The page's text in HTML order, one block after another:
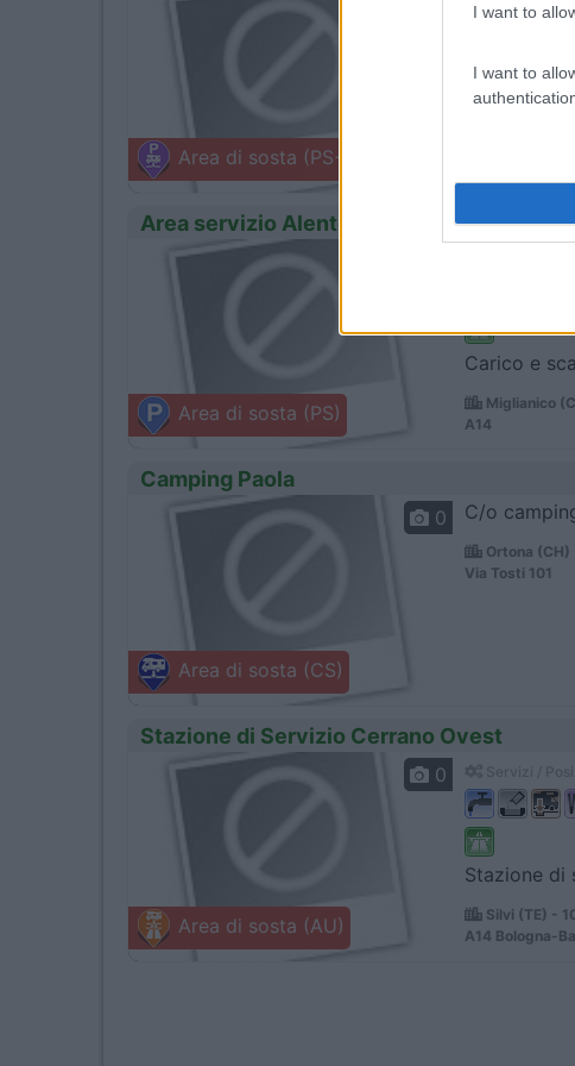
I want to
I want to
Area di sosta (PS+CS)
A 800 m
Area servizio Alento Est
Area di sosta (PS)
Carico e
Miglianico
A14
Camping Paola
Area di sosta (CS)
0 C/o
Ortona (CH)
Via Tosti 101
Stazione di Servizio Cerrano Ovest
Area di sosta (AU)
0
Stazione di
Silvi (TE) -
A14 Bologna-